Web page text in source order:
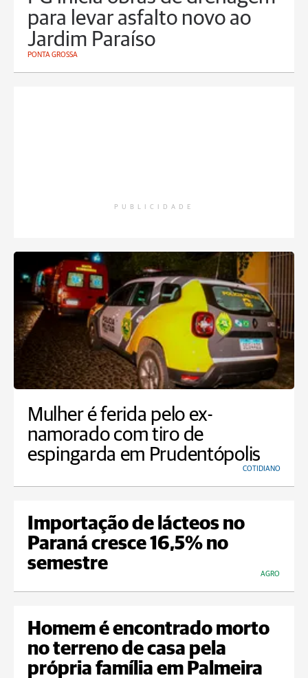
para levar asfalto novo ao
Jardim Paraíso
PONTA GROSSA
PUBLICIDADE
Mulher é ferida pelo ex-
namorado com tiro de
espingarda em Prudentópolis
COTIDIANO
Importação de lácteos no
Paraná cresce 16,5% no
semestre
AGRO
Homem é encontrado morto
no terreno de casa pela
própria família em Palmeira